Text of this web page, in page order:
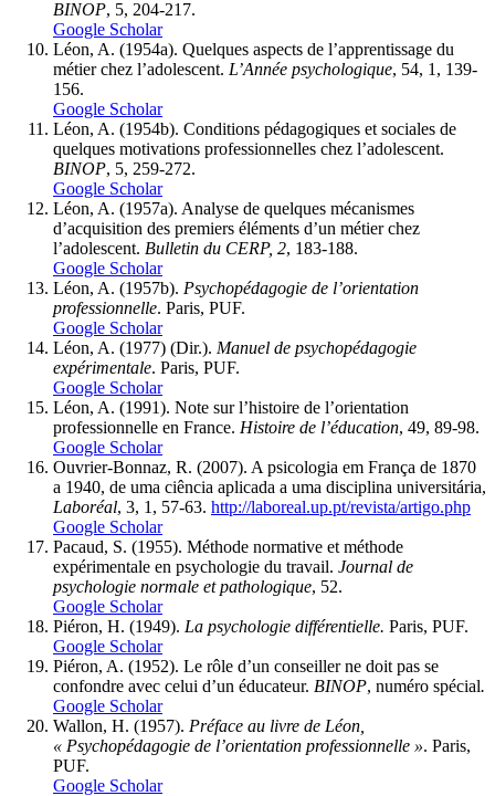
BINOP, 5, 204-217.
Google Scholar
Léon, A. (1954a). Quelques aspects de l’apprentissage du
métier chez l’adolescent. L’Année psychologique, 54, 1, 139-
156.
Google Scholar
Léon, A. (1954b). Conditions pédagogiques et sociales de
quelques motivations professionnelles chez l’adolescent.
BINOP, 5, 259-272.
Google Scholar
Léon, A. (1957a). Analyse de quelques mécanismes
d’acquisition des premiers éléments d’un métier chez
l’adolescent. Bulletin du CERP, 2, 183-188.
Google Scholar
Léon, A. (1957b). Psychopédagogie de l’orientation
professionnelle. Paris, PUF.
Google Scholar
Léon, A. (1977) (Dir.). Manuel de psychopédagogie
expérimentale. Paris, PUF.
Google Scholar
Léon, A. (1991). Note sur l’histoire de l’orientation
professionnelle en France. Histoire de l’éducation, 49, 89-98.
Google Scholar
Ouvrier-Bonnaz, R. (2007). A psicologia em França de 1870
a 1940, de uma ciência aplicada a uma disciplina universitária,
Laboréal, 3, 1, 57-63. http://laboreal.up.pt/revista/artigo.php
Google Scholar
Pacaud, S. (1955). Méthode normative et méthode
expérimentale en psychologie du travail. Journal de
psychologie normale et pathologique, 52.
Google Scholar
Piéron, H. (1949). La psychologie différentielle. Paris, PUF.
Google Scholar
Piéron, A. (1952). Le rôle d’un conseiller ne doit pas se
confondre avec celui d’un éducateur. BINOP, numéro spécial.
Google Scholar
Wallon, H. (1957). Préface au livre de Léon,
« Psychopédagogie de l’orientation professionnelle ». Paris,
PUF.
Google Scholar